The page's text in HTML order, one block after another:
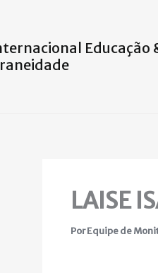
Educação
LAISE
PorEquipe de